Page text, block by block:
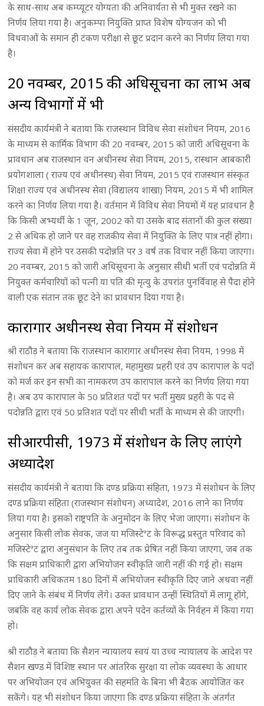
के साथ-साथ अब कम्प्यूटर योग्यता की अनिवार्यता से भी मुक्त रखने का
निर्णय लिया गया है। अनुकम्पा नियुक्ति प्राप्त विशेष योग्यजन को भी
विधवाओं के समान ही टंकण परीक्षा से छूट प्रदान करने का निर्णय लिया गया
है।
20 नवम्बर, 2015 की अधिसूचना का लाभ अब
अन्य विभागों में भी
संसदीय कार्यमंत्री ने बताया कि राजस्थान विविध सेवा संशोधन नियम, 2016
के माध्यम से कार्मिक विभाग की 20 नवम्बर, 2015 को जारी अधिसूचना के
प्रावधान अब राजस्थान वन अधीनस्थ सेवा नियम, 2015, रास्थान आबकारी
प्रयोगशाला ( राज्य एवं अधीनस्थ) सेवा नियम, 2015 एवं राजस्थान संस्कृत
शिक्षा राज्य एवं अधीनस्थ सेवा (विद्यालय शाखा) नियम, 2015 में भी शामिल
करने का निर्णय लिया गया है। वर्तमान में विविध सेवा नियमों में यह प्रावधान है
कि किसी अभ्यर्थी के 1 जून, 2002 को या उसके बाद संतानों की कुल संख्या
2 से अधिक हो जाने पर वह राजकीय सेवा में नियुक्ति के लिए पात्र नहीं होगा।
राज्य सेवा में होने पर उसकी पदोन्नति पर 3 वर्ष तक विचार नहीं किया जाएगा।
20 नवम्बर, 2015 को जारी अधिसूचना के अनुसार सीधी भर्ती एवं पदोन्नति में
नियुक्त कर्मचारियों को पत्नी या पति की मृत्यु के उपरांत पुनर्विवाह से पैदा होने
वाली एक संतान तक छूट देने का प्रावधान दिया गया है।
कारागार अधीनस्थ सेवा नियम में संशोधन
श्री राठौड़ ने बताया कि राजस्थान कारागार अधीनस्थ सेवा नियम, 1998 में
संशोधन कर अब सहायक कारापाल, महामुख्य प्रहरी एवं उप कारापाल के पदों
को मर्ज कर इन सभी का नामकरण उप कारापाल करने का निर्णय लिया गया
है। अब उप कारापाल के 50 प्रतिशत पदों पर भर्ती मुख्य प्रहरी के पद से
पदोन्नति द्वारा एवं 50 प्रतिशत पदों पर सीधी भर्ती के माध्यम से की जाएगी।
सीआरपीसी, 1973 में संशोधन के लिए लाएंगे
अध्यादेश
संसदीय कार्यमंत्री ने बताया कि दण्ड प्रक्रिया संहिता, 1973 में संशोधन के लिए
दण्ड प्रक्रिया संहिता (राजस्थान संशोधन) अध्यादेश, 2016 लाने का निर्णय
लिया गया है। इसको राष्ट्रपति के अनुमोदन के लिए भेजा जाएगा। संशोधन के
अनुसार किसी लोक सेवक, जज या मजिस्टेªट के विरूद्ध प्रस्तुत परिवाद को
मजिस्टेªट द्वारा अनुसंधान के लिए तब तक प्रेषित नहीं किया जाएगा, जब तक
कि सक्षम प्राधिकारी द्वारा अभियोजन स्वीकृति जारी नहीं की गई हो। सक्षम
प्राधिकारी अधिकतम 180 दिनों में अभियोजन स्वीकृति दिए जाने अथवा नहीं
दिए जाने के संबंध में निर्णय लेंगे। उक्त प्रावधान उन्हीं स्थितियों में लागू होंगे,
जबकि वह कार्य लोक सेवक द्वारा अपने पदेन कर्तव्यों के निर्वहन में किया गया
हो।
श्री राठौड़ ने बताया कि सैशन न्यायालय स्वयं या उच्च न्यायालय के आदेश पर
सैशन खण्ड में विशिष्ट स्थान पर आंतरिक सुरक्षा या लोक व्यवस्था के आधार
पर अभियोजन एवं अभियुक्त की सहमति के बिना भी बैठक आयोजित कर
सकेंगे। यह भी संशोधन किया जाएगा कि दण्ड प्रक्रिया संहिता के अंतर्गत